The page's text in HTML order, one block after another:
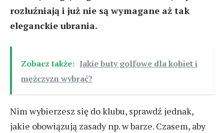
rozluźniają i już nie są wymagane aż tak
eleganckie ubrania.
Zobacz także: Jakie buty golfowe dla kobiet i
mężczyzn wybrać?
Nim wybierzesz się do klubu, sprawdź jednak,
jakie obowiązują zasady np. w barze. Czasem, aby